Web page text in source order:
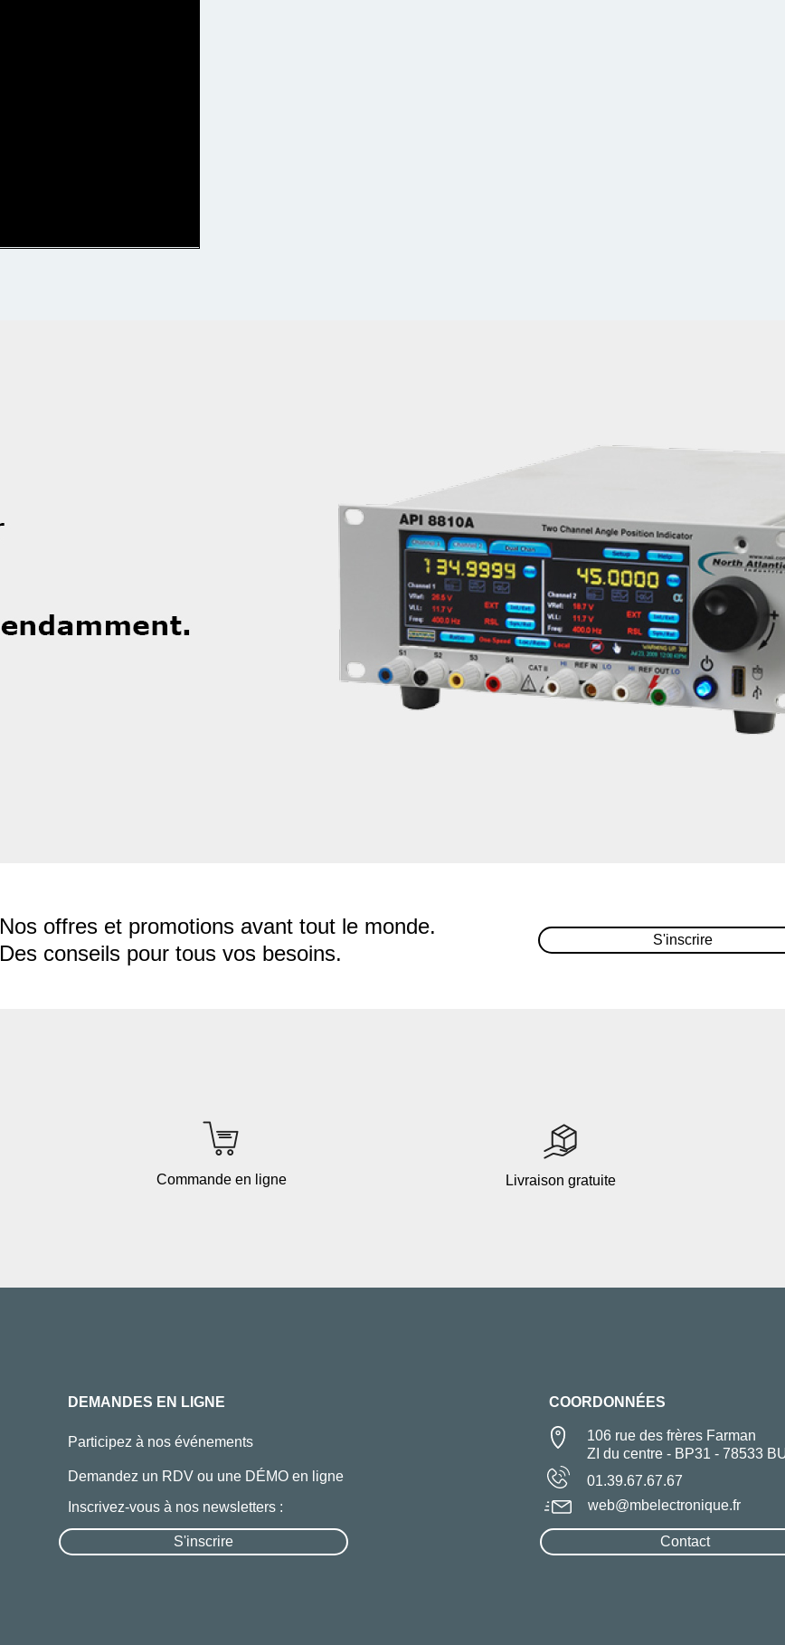
Nos offres et promotions avant tout le monde.
Des conseils pour tous vos besoins.
S'inscrire
Commande en ligne Livraison gratuite
DEMANDES EN LIGNE COORDONNÉES
Participez à nos événements
106 rue des frères Farman
ZI du centre - BP31 - 78533
Demandez un RDV ou une DÉMO en ligne
01.39.67.67.67
Inscrivez-vous à nos newsletters :
Contact
web@mbelectronique.fr
S'inscrire